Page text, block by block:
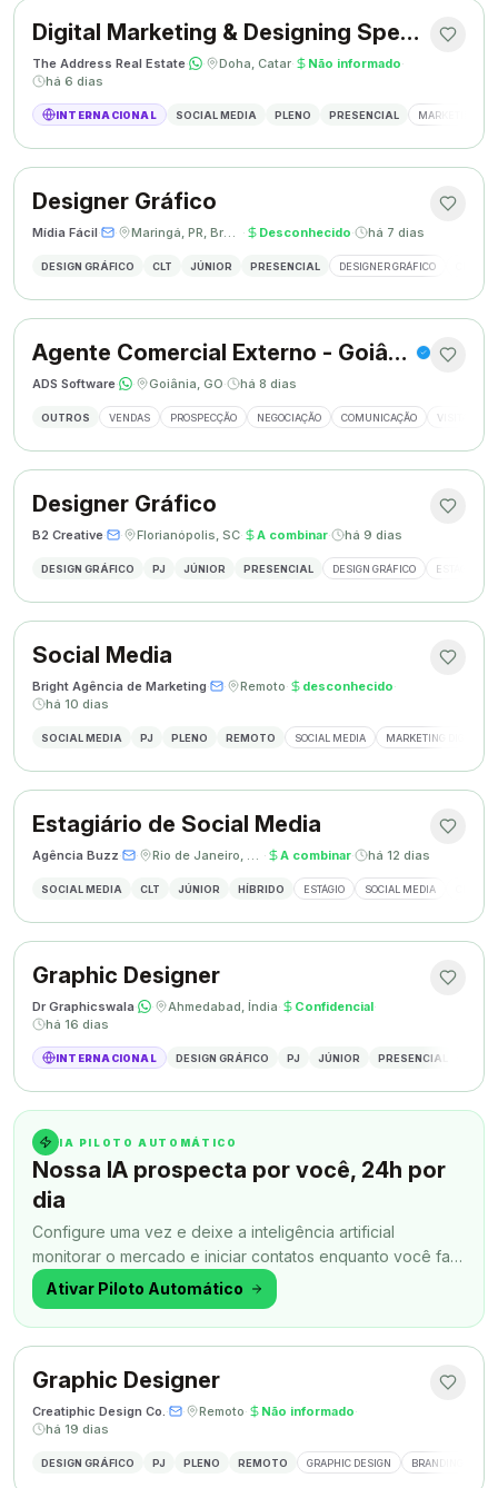
Digital Marketing & Designing Specialist
The Address Real Estate· · Doha, Catar· Não informado·
há 6 dias
INTERNACIONAL SOCIAL MEDIA PLENO PRESENCIAL MARKETING
Designer Gráfico
Mídia Fácil· · Maringá, PR, Brasil · Desconhecido· há 7 dias
DESIGN GRÁFICO CLT JÚNIOR PRESENCIAL DESIGNER GRÁFICO
Agente Comercial Externo - Goiânia
ADS Software· · Goiânia, GO· há 8 dias
OUTROS VENDAS PROSPECÇÃO NEGOCIAÇÃO COMUNICAÇÃO VISITAS
Designer Gráfico
B2 Creative· · Florianópolis, SC· A combinar· há 9 dias
DESIGN GRÁFICO PJ JÚNIOR PRESENCIAL DESIGN GRÁFICO ESTÁGIO
Social Media
Bright Agência de Marketing· · Remoto· desconhecido·
há 10 dias
SOCIAL MEDIA PJ PLENO REMOTO SOCIAL MEDIA MARKETING DIGITAL
Estagiário de Social Media
Agência Buzz· · Rio de Janeiro, Brasil · A combinar· há 12 dias
SOCIAL MEDIA CLT JÚNIOR HÍBRIDO ESTÁGIO SOCIAL MEDIA
Graphic Designer
Dr Graphicswala· · Ahmedabad, Índia· Confidencial·
há 16 dias
INTERNACIONAL DESIGN GRÁFICO PJ JÚNIOR PRESENCIAL
IA PILOTO AUTOMÁTICO
Nossa IA prospecta por você, 24h por
dia
Configure uma vez e deixe a inteligência artificial
monitorar o mercado e iniciar contatos enquanto você faz
outra coisa.
Ativar Piloto Automático
Graphic Designer
Creatiphic Design Co.· · Remoto· Não informado·
há 19 dias
DESIGN GRÁFICO PJ PLENO REMOTO GRAPHIC DESIGN BRANDING